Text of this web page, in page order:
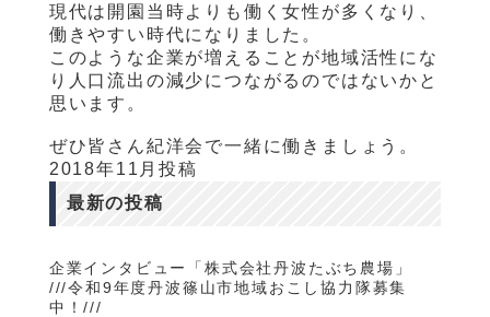
現代は開園当時よりも働く女性が多くなり、
働きやすい時代になりました。
このような企業が増えることが地域活性にな
り人口流出の減少につながるのではないかと
思います。
ぜひ皆さん紀洋会で一緒に働きましょう。
2018年11月投稿
最新の投稿
企業インタビュー「株式会社丹波たぶち農場」
///令和9年度丹波篠山市地域おこし協力隊募集
中！///